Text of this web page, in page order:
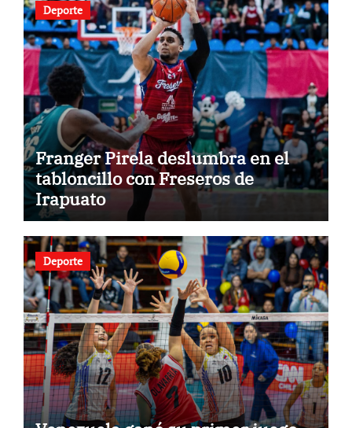
Deporte
Franger Pirela deslumbra en el
tabloncillo con Freseros de
Irapuato
Deporte